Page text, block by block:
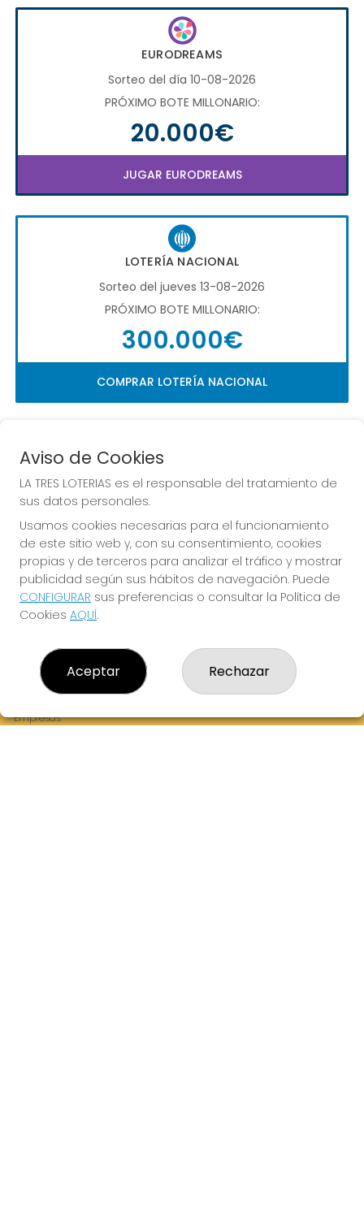
EURODREAMS
Sorteo del día 10-08-2026
PRÓXIMO BOTE MILLONARIO:
20.000€
JUGAR EURODREAMS
LOTERÍA NACIONAL
Sorteo del jueves 13-08-2026
PRÓXIMO BOTE MILLONARIO:
300.000€
COMPRAR LOTERÍA NACIONAL
¡La Tres Loterias te desea Mucha Suerte!
¿Quiénes somos?
Comprar lotería
Resultados
Empresas
Aviso de Cookies
LA TRES LOTERIAS es el responsable del tratamiento de
sus datos personales.
Usamos cookies necesarias para el funcionamiento
de este sitio web y, con su consentimiento, cookies
propias y de terceros para analizar el tráfico y mostrar
publicidad según sus hábitos de navegación. Puede
CONFIGURAR sus preferencias o consultar la Política de
Cookies AQUÍ.
Aceptar Rechazar